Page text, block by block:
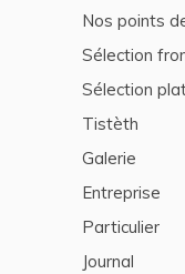
Nos points
Sélection
Sélection
Tistèth
Galerie
Entreprise
Particulier
Journal